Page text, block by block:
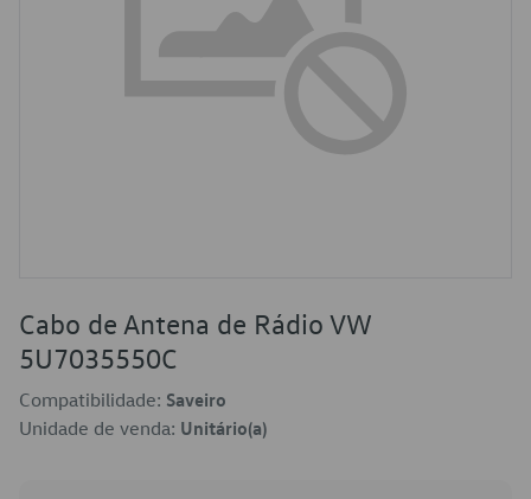
Cabo de Antena de Rádio VW
5U7035550C
Compatibilidade: Saveiro
Unidade de venda: Unitário(a)